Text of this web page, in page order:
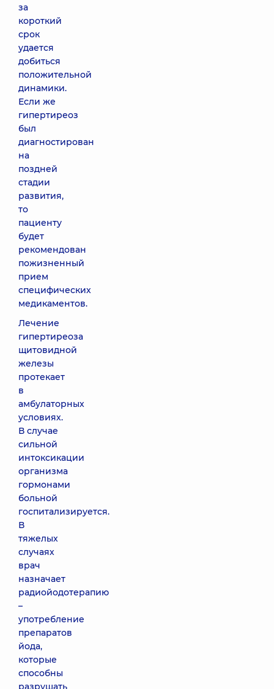
за
короткий
срок
удается
добиться
положительной
динамики.
Если же
гипертиреоз
был
диагностирован
на
поздней
стадии
развития,
то
пациенту
будет
рекомендован
пожизненный
прием
специфических
медикаментов.
Лечение
гипертиреоза
щитовидной
железы
протекает
в
амбулаторных
условиях.
В случае
сильной
интоксикации
организма
гормонами
больной
госпитализируется.
В
тяжелых
случаях
врач
назначает
радиойодотерапию
–
употребление
препаратов
йода,
которые
способны
разрушать